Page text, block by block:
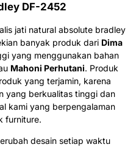
DF-2452
jati natural absolute bradley
banyak produk dari Dima
yang menggunakan bahan
Mahoni Perhutani. Produk
yang terjamin, karena
yang berkualitas tinggi dan
kami yang berpengalaman
furniture.
desain setiap waktu